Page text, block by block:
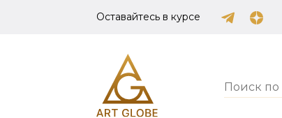
Оставайтесь в курсе